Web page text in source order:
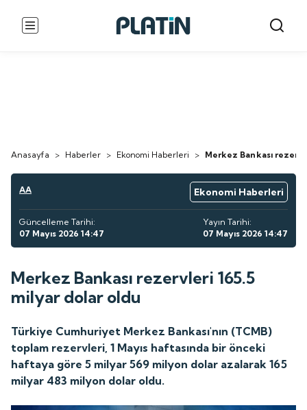
Anasayfa > Haberler > Ekonomi Haberleri > Merkez Bankası
AA Ekonomi Haberleri
Güncelleme Tarihi:
07 Mayıs 2026 14:47
Yayın Tarihi:
07 Mayıs 2026 14:47
Merkez Bankası rezervleri 165.5
milyar dolar oldu
Türkiye Cumhuriyet Merkez Bankası'nın (TCMB)
toplam rezervleri, 1 Mayıs haftasında bir önceki
haftaya göre 5 milyar 569 milyon dolar azalarak 165
milyar 483 milyon dolar oldu.